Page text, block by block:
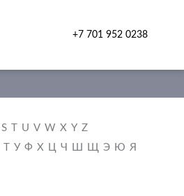
+7 701 952 0238
S U V W X Y Z
У Ф Х Ц Ч Ш Щ Э Ю Я